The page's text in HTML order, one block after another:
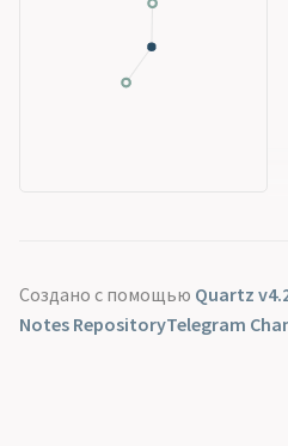
Создано с помощью Quartz
Notes RepositoryTelegram